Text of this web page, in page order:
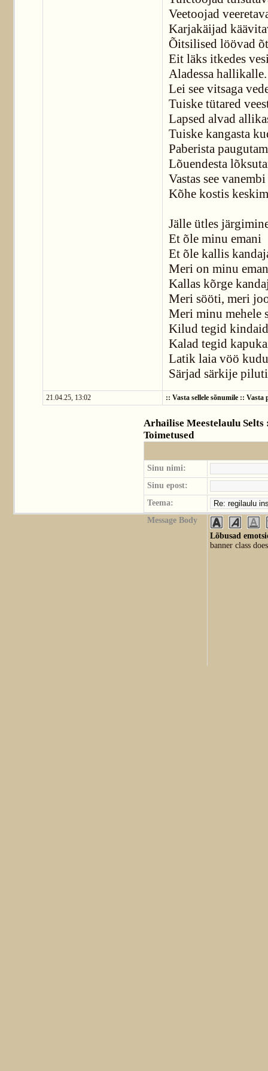
Veetoojad
Karjakäijad
Õitsilised löövad
Eit läks itkedes
Aladessa hallikalle.
Lei see vitsaga
Tuiske tütared
Lapsed alvad
Tuiske kangasta
Paberista
Lõuendesta
Vastas see
Kõhe kostis
Jälle ütles
Et õle minu emani
Et õle kallis
Meri on minu
Kallas kõrge
Meri sööti, meri
Meri minu mehele
Kilud tegid
Kalad tegid
Latik laia vöö
Särjad särkije
21.04.25, 13:02 :: Vasta sellele sõnumile:: Vasta
Arhailise Meestelaulu
Toimetused
Sinu nimi:
Sinu epost:
Teema:
Message Body
Lõbusad
banner class